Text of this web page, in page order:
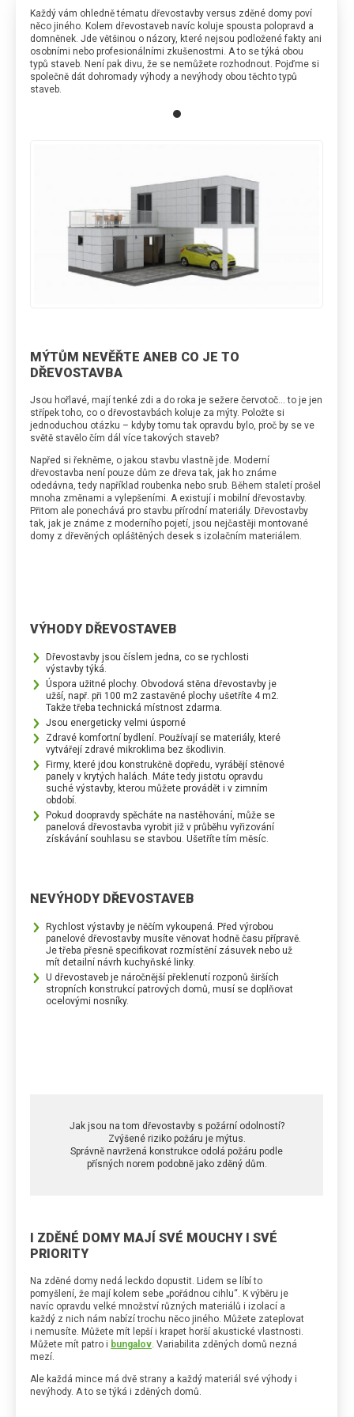
Jak vypadají moderní domy?
Seznam úkolů: Co udělat okolo domu na podzim
Jak na nás působí barvy v interiéru?
Jak zajistit dostatek světla ve všech místnostech
Péče o dům na jaře
Co byste měli vědět o projektech domu
Domy na klíč, nebo stavět svépomocí?
RD Poděbrady
RD Černá U Bohdanče
RD Nové Dvory
RD Luka nad Jihlavou
RD Šestajovice
RD Senožaty
Nezávislý stavební dozor Pavel Šimek
Ohlasy od našich klientů
Stavěli jsme dům pro Terezu Bebarovou
Každý vám ohledně tématu dřevostavby versus zděné domy poví
něco jiného. Kolem dřevostaveb navíc koluje spousta polopravd a
domněnek. Jde většinou o názory, které nejsou podložené fakty ani
osobními nebo profesionálními zkušenostmi. A to se týká obou
typů staveb. Není pak divu, že se nemůžete rozhodnout. Pojďme si
společně dát dohromady výhody a nevýhody obou těchto typů
staveb.
MÝTŮM NEVĚŘTE ANEB CO JE TO
DŘEVOSTAVBA
Jsou hořlavé, mají tenké zdi a do roka je sežere červotoč… to je jen
střípek toho, co o dřevostavbách koluje za mýty. Položte si
jednoduchou otázku – kdyby tomu tak opravdu bylo, proč by se ve
světě stavělo čím dál více takových staveb?
Napřed si řekněme, o jakou stavbu vlastně jde. Moderní
dřevostavba není pouze dům ze dřeva tak, jak ho známe
odedávna, tedy například roubenka nebo srub. Během staletí prošel
mnoha změnami a vylepšeními. A existují i mobilní dřevostavby.
Přitom ale ponechává pro stavbu přírodní materiály. Dřevostavby
tak, jak je známe z moderního pojetí, jsou nejčastěji montované
domy z dřevěných opláštěných desek s izolačním materiálem.
VÝHODY DŘEVOSTAVEB
Dřevostavby jsou číslem jedna, co se rychlosti
výstavby týká.
Úspora užitné plochy. Obvodová stěna dřevostavby je
užší, např. při 100 m2 zastavěné plochy ušetříte 4 m2.
Takže třeba technická místnost zdarma.
Jsou energeticky velmi úsporné
Zdravé komfortní bydlení. Používají se materiály, které
vytvářejí zdravé mikroklima bez škodlivin.
Firmy, které jdou konstrukčně dopředu, vyrábějí stěnové
panely v krytých halách. Máte tedy jistotu opravdu
suché výstavby, kterou můžete provádět i v zimním
období.
Pokud doopravdy spěcháte na nastěhování, může se
panelová dřevostavba vyrobit již v průběhu vyřizování
získávání souhlasu se stavbou. Ušetříte tím měsíc.
NEVÝHODY DŘEVOSTAVEB
Rychlost výstavby je něčím vykoupená. Před výrobou
panelové dřevostavby musíte věnovat hodně času přípravě.
Je třeba přesně specifikovat rozmístění zásuvek nebo už
mít detailní návrh kuchyňské linky.
U dřevostaveb je náročnější překlenutí rozponů širších
stropních konstrukcí patrových domů, musí se doplňovat
ocelovými nosníky.
Jak jsou na tom dřevostavby s požární odolností?
Zvýšené riziko požáru je mýtus.
Správně navržená konstrukce odolá požáru podle
přísných norem podobně jako zděný dům.
I ZDĚNÉ DOMY MAJÍ SVÉ MOUCHY I SVÉ
PRIORITY
Na zděné domy nedá leckdo dopustit. Lidem se líbí to
pomyšlení, že mají kolem sebe „pořádnou cihlu“. K výběru je
navíc opravdu velké množství různých materiálů i izolací a
každý z nich nám nabízí trochu něco jiného. Můžete zateplovat
i nemusíte. Můžete mít lepší i krapet horší akustické vlastnosti.
Můžete mít patro i bungalov. Variabilita zděných domů nezná
mezí.
Ale každá mince má dvě strany a každý materiál své výhody i
nevýhody. A to se týká i zděných domů.